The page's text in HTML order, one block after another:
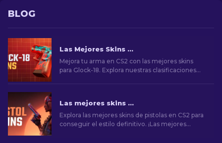
BLOG
Las Mejores Skins de Glock-18 en CS2: Lista Completa (2026)
Mejora tu arma en CS2 con las mejores skins
para Glock-18. Explora nuestras clasificaciones
Las mejores skins de pistolas en CS2 [2026]
Explora las mejores skins de pistolas en CS2 para
conseguir el estilo definitivo. ¡Las mejores